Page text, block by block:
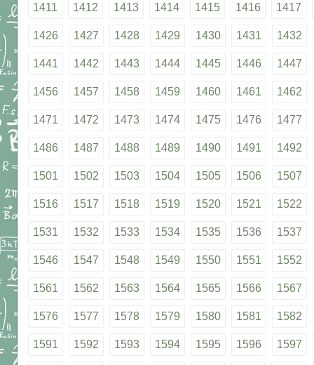
1411 1412 1413 1414 1415 1416 1417
1426 1427 1428 1429 1430 1431 1432
1441 1442 1443 1444 1445 1446 1447
1456 1457 1458 1459 1460 1461 1462
1471 1472 1473 1474 1475 1476 1477
1486 1487 1488 1489 1490 1491 1492
1501 1502 1503 1504 1505 1506 1507
1516 1517 1518 1519 1520 1521 1522
1531 1532 1533 1534 1535 1536 1537
1546 1547 1548 1549 1550 1551 1552
1561 1562 1563 1564 1565 1566 1567
1576 1577 1578 1579 1580 1581 1582
1591 1592 1593 1594 1595 1596 1597